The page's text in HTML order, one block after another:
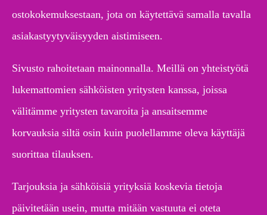
ostokokemuksestaan, jota on käytettävä samalla tavalla
asiakastyytyväisyyden aistimiseen.
Sivusto rahoitetaan mainonnalla. Meillä on yhteistyötä
lukemattomien sähköisten yritysten kanssa, joissa
välitämme yritysten tavaroita ja ansaitsemme
korvauksia siltä osin kuin puolellamme oleva käyttäjä
suorittaa tilauksen.
Tarjouksia ja sähköisiä yrityksiä koskevia tietoja
päivitetään usein, mutta mitään vastuuta ei oteta